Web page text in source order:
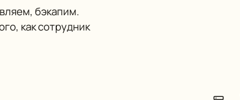
бэкапим.
как сотрудник